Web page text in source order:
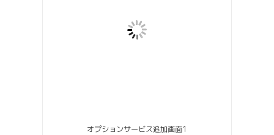
オプションサービス追加画面1